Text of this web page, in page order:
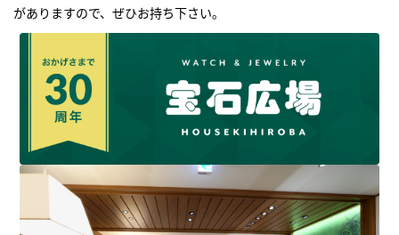
がありますので、ぜひお持ち下さい｡